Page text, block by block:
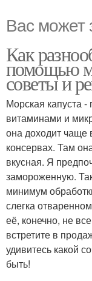
Вас может
Как
помощью
советы и
Морская капуста
витаминами и
она доходит чаще
консервах. Там
вкусная. Я
замороженную.
минимум
слегка
её, конечно, не
встретите в
удивитесь какой
быть!